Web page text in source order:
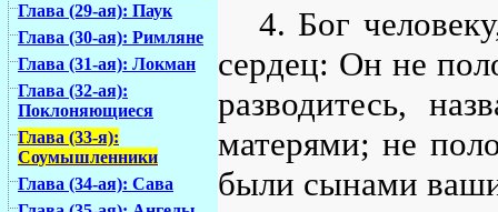
Глава (29-ая): Паук
Глава (30-ая): Римляне
Глава (31-ая): Локман
Глава (32-ая):
Поклоняющиеся
Глава (33-я):
Соумышленники
Глава (34-ая): Сава
4. Бог
сердец: Он не
разводитесь,
матерями; не
были сынами